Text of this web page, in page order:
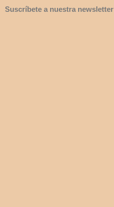
Suscríbete a nuestra newsletter